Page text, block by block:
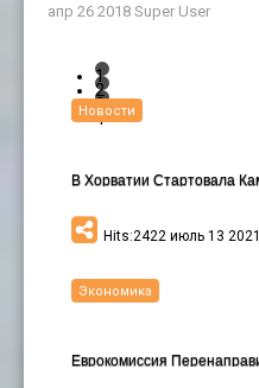
апр 26 2018 Super User
1
2
3
4
Hits:2422 июль 13 2021
Новости
Экономика